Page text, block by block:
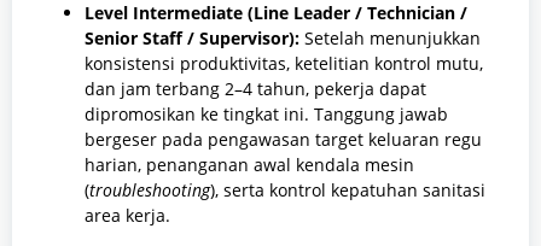
Level Intermediate (Line Leader / Technician /
Senior Staff / Supervisor): Setelah menunjukkan
konsistensi produktivitas, ketelitian kontrol mutu,
dan jam terbang 2–4 tahun, pekerja dapat
dipromosikan ke tingkat ini. Tanggung jawab
bergeser pada pengawasan target keluaran regu
harian, penanganan awal kendala mesin
(troubleshooting), serta kontrol kepatuhan sanitasi
area kerja.